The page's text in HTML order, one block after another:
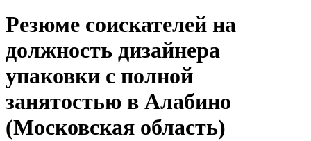
Резюме соискателей на
должность дизайнера
упаковки с полной
занятостью в Алабино
(Московская область)